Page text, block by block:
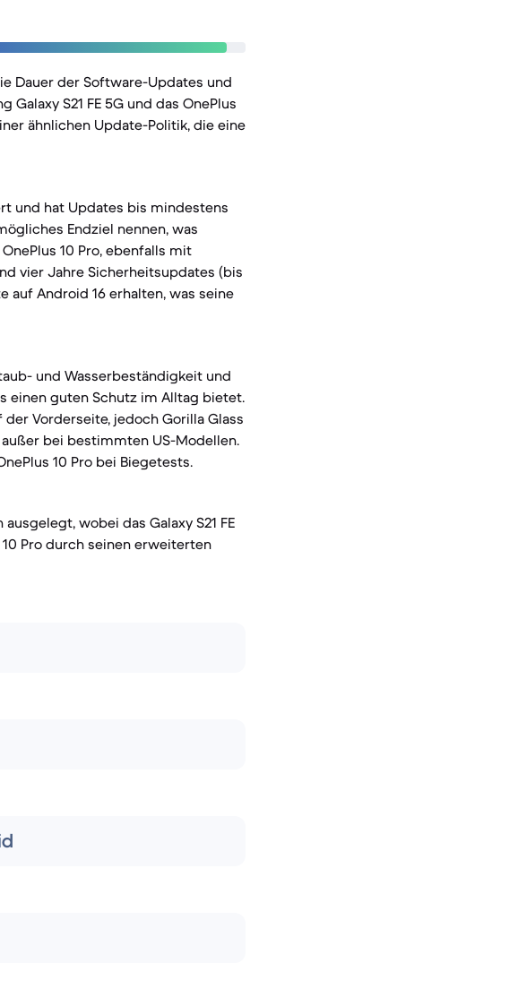
Dauer der Software-Updates und
S21 FE 5G und das OnePlus
ähnlichen Update-Politik, die eine
und hat Updates bis mindestens
Endziel nennen, was
10 Pro, ebenfalls mit
vier Jahre Sicherheitsupdates (bis
auf Android 16 erhalten, was seine
und Wasserbeständigkeit und
einen guten Schutz im Alltag bietet.
Vorderseite, jedoch Gorilla Glass
bei bestimmten US-Modellen.
10 Pro bei Biegetests.
wobei das Galaxy S21 FE
Pro durch seinen erweiterten